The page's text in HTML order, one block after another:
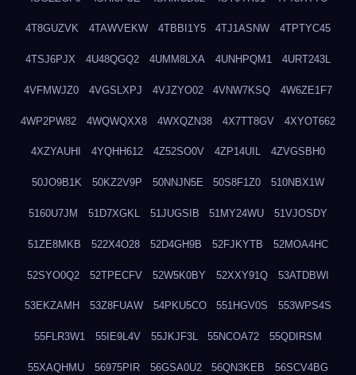
4T8GUZVK 4TAWVEKW 4TBBI1Y5 4TJ1ASNW 4TPTYC45
4TSJ6PJX 4U48QGQ2 4UMM8LXA 4UNHPQM1 4URT243L
4VFMWJZ0 4VGSLXPJ 4VJZYO02 4VNW7KSQ 4W6ZE1F7
4WP2PW82 4WQWQXX8 4WXQZN38 4X7TT8GV 4XYOT662
4XZYAUHI 4YQHH612 4Z52SO0V 4ZP14UIL 4ZVGSBH0
50JO9B1K 50KZ2V9P 50NNJN5E 50S8F1Z0 510NBX1W
5160U7JM 51D7XGKL 51JUGSIB 51MY24WU 51VJOSDY
51ZE8MKB 522X4O28 52D4GH9B 52FJKYTB 52MOA4HC
52SYO0Q2 52TPECFV 52W5K0BY 52XXY91Q 53ATDBWI
53EKZAMH 53Z8FUAW 54PKU5CO 551HGV0S 553WPS4S
55FLR3W1 55IE9L4V 55JKJF3L 55NCOA72 55QDIRSM
55XAQHMU 56975PIR 56GSA0U2 56QN3KEB 56SCV4BG